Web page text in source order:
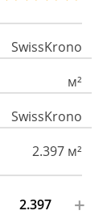
SwissKrono
м²
SwissKrono
2.397 м²
+